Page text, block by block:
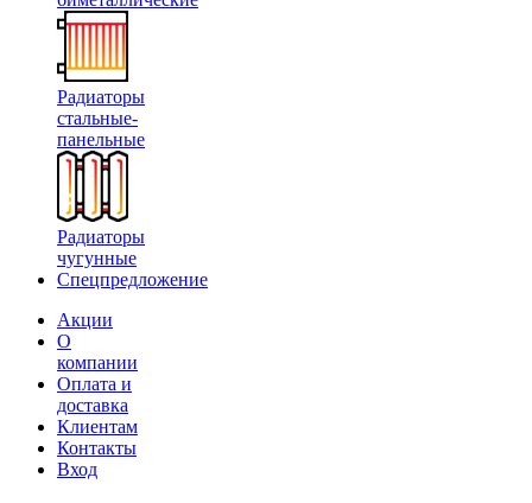
Радиаторы
стальные-
панельные
Радиаторы
чугунные
Спецпредложение
Акции
О
компании
Оплата и
доставка
Клиентам
Контакты
Вход